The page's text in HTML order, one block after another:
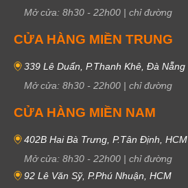
Mở cửa: 8h30 - 22h00 | chỉ đường
CỬA HÀNG MIỀN TRUNG
339 Lê Duẩn, P.Thanh Khê, Đà Nẵng
Mở cửa: 8h30 - 22h00 | chỉ đường
CỬA HÀNG MIỀN NAM
402B Hai Bà Trưng, P.Tân Định, HCM
Mở cửa: 8h30 - 22h00 | chỉ đường
92 Lê Văn Sỹ, P.Phú Nhuận, HCM